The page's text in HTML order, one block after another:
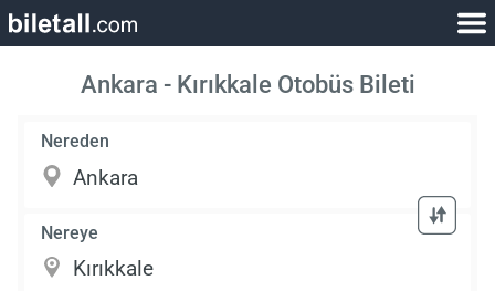
Ankara - Kırıkkale Otobüs Bileti
Nereden
Nereye